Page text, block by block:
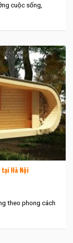
cuộc sống,
Hà Nội
theo phong cách